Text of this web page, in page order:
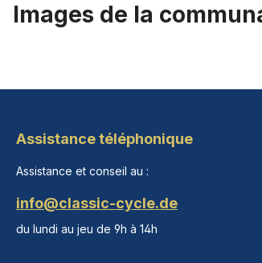
Images de la
Assistance téléphonique
Assistance et conseil au :
info@classic-cycle.de
du lundi au jeu de 9h à 14h